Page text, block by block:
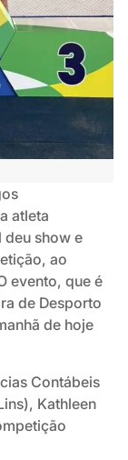
atleta
deu show e
ao
evento, que é
de Desporto
de hoje
Contábeis
Kathleen